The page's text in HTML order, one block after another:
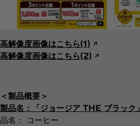
高解像度画像はこちら(1) ↗︎
高解像度画像はこちら(2) ↗︎
＜製品概要＞
製品名：「ジョージア THE ブラック」
品名： コーヒー